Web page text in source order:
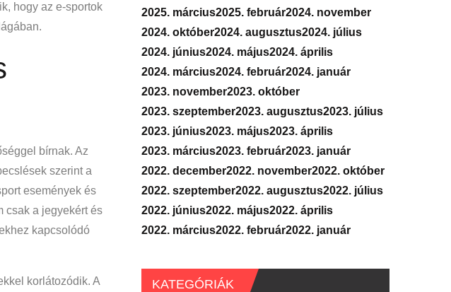
hogy az e-sportok
bírnak. Az
szerint a
események és
csak a jegyekért és
kapcsolódó
korlátozódik. A
2025. március2025. február2024. november
2024. október2024. augusztus2024. július
2024. június2024. május2024. április
2024. március2024. február2024. január
2023. november2023. október
2023. szeptember2023. augusztus2023. július
2023. június2023. május2023. április
2023. március2023. február2023. január
2022. december2022. november2022. október
2022. szeptember2022. augusztus2022. július
2022. június2022. május2022. április
2022. március2022. február2022. január
KATEGÓRIÁK